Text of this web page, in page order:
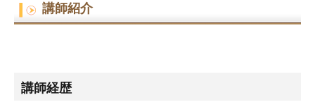
講師紹介
講師経歴